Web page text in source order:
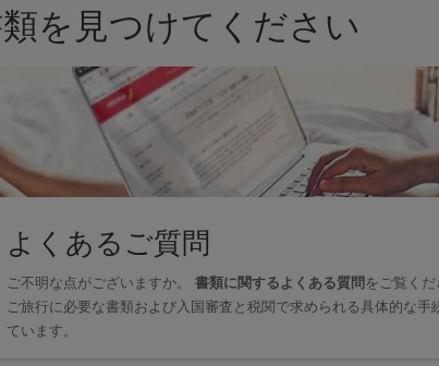
を見つけてください
よくあるご質問
ご不明な点がございますか。 書類に関するよくある質問 をご覧く
ご旅行に必要な書類および入国審査と税関で求められる具体的な手
ています。